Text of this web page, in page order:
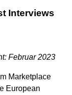
Interviews
Februar 2023
Marketplace
European